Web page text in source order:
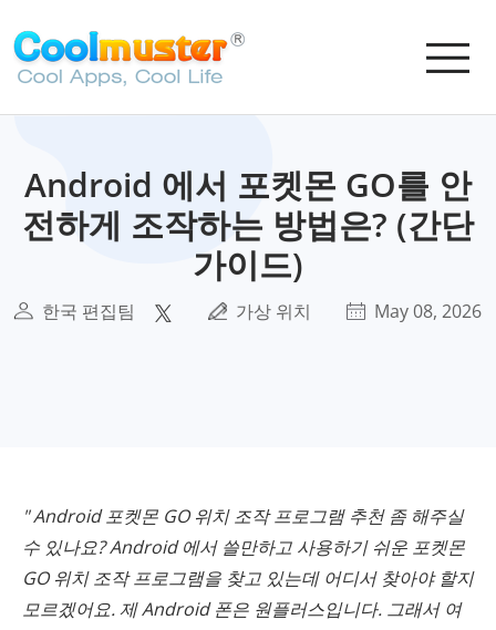
Android 에서 포켓몬 GO를 안
전하게 조작하는 방법은? (간단
가이드)
한국 편집팀 가상 위치 May 08, 2026
" Android 포켓몬 GO 위치 조작 프로그램 추천 좀 해주실
수 있나요? Android 에서 쓸만하고 사용하기 쉬운 포켓몬
GO 위치 조작 프로그램을 찾고 있는데 어디서 찾아야 할지
모르겠어요. 제 Android 폰은 원플러스입니다. 그래서 여